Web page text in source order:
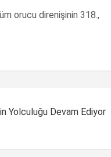
orucu direnişinin 318.,
Yolculuğu Devam Ediyor